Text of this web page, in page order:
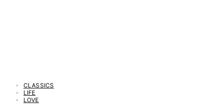
CLASSICS
LIFE
LOVE